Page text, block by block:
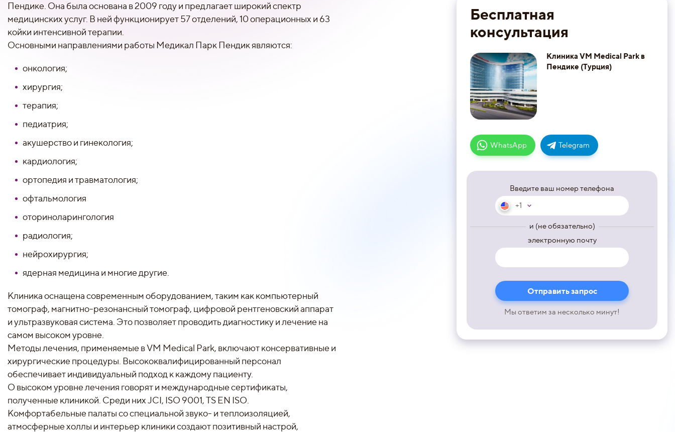
Бесплатная
консультация
Клиника VM Medical Park в
Пендике (Турция)
WhatsApp Telegram
Введите ваш номер телефона
+1
и (не обязательно)
электронную почту
Мы ответим за несколько минут!
Пендике. Она была основана в 2009 году и предлагает широкий спектр
медицинских услуг. В ней функционирует 57 отделений, 10 операционных и 63
койки интенсивной терапии.
Основными направлениями работы Медикал Парк Пендик являются:
онкология;
хирургия;
терапия;
педиатрия;
акушерство и гинекология;
кардиология;
ортопедия и травматология;
офтальмология
оториноларингология
радиология;
нейрохирургия;
ядерная медицина и многие другие.
Клиника оснащена современным оборудованием, таким как компьютерный
томограф, магнитно-резонансный томограф, цифровой рентгеновский аппарат
и ультразвуковая система. Это позволяет проводить диагностику и лечение на
самом высоком уровне.
Методы лечения, применяемые в VM Medical Park, включают консервативные и
хирургические процедуры. Высококвалифицированный персонал
обеспечивает индивидуальный подход к каждому пациенту.
О высоком уровне лечения говорят и международные сертификаты,
полученные клиникой. Среди них JCI, ISO 9001, TS EN ISO.
Комфортабельные палаты со специальной звуко- и теплоизоляцией,
атмосферные холлы и интерьер клиники создают позитивный настрой,